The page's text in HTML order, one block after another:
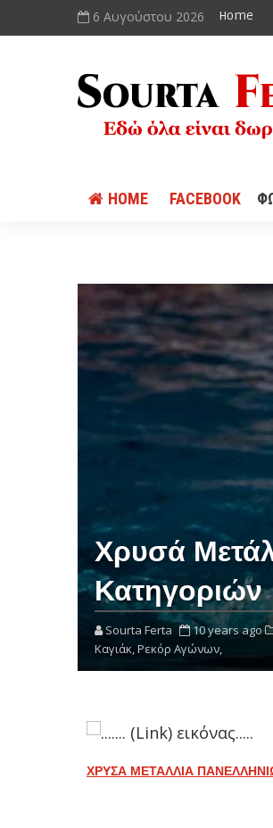
6 Αυγούστου 2026 Home
HOME FACEBOOK
Χρυσά
Κατηγοριών
Sourta Ferta 10 years ago
Καγιάκ,Ρεκόρ Αγώνων,
ΧΡΥΣΑ ΜΕΤΑΛΛΙΑ